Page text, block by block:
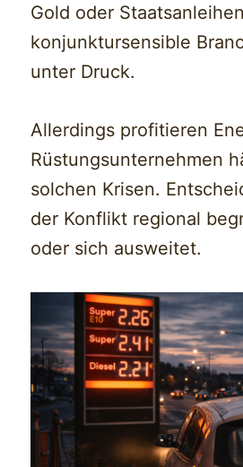
Gold oder
konjunktursensible
unter Druck.
Allerdings profitieren
Rüstungsunternehmen
solchen Krisen.
der Konflikt regional
oder sich ausweitet.